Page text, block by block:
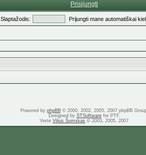
Prisijungti
Slaptažodis: Prijungti mane automatiškai
Powered by phpBB© 2000, 2002, 2005, 2007 phpBB
Designed by STSoftwarefor PTF.
Vertė Vilius Šumskas © 2003, 2005, 2007